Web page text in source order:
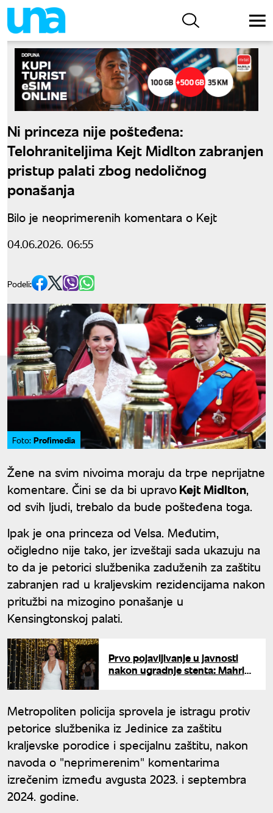
Ni princeza nije pošteđena:
Telohraniteljima Kejt Midlton zabranjen
pristup palati zbog nedoličnog
ponašanja
Bilo je neoprimerenih komentara o Kejt
04.06.2026. 06:55
Podeli:
Foto: Profimedia
Žene na svim nivoima moraju da trpe neprijatne
komentare. Čini se da bi upravoKejt Midlton,
od svih ljudi, trebalo da bude pošteđena toga.
Ipak je ona princeza od Velsa. Međutim,
očigledno nije tako, jer izveštaji sada ukazuju na
to da je petorici službenika zaduženih za zaštitu
zabranjen rad u kraljevskim rezidencijama nakon
pritužbi na mizogino ponašanje u
Kensingtonskoj palati.
Prvo pojavljivanje u javnosti
nakon ugradnje stenta: Mahrina
Metropoliten policija sprovela je istragu protiv
petorice službenika iz Jedinice za zaštitu
kraljevske porodice i specijalnu zaštitu, nakon
navoda o "neprimerenim" komentarima
izrečenim između avgusta 2023. i septembra
2024. godine.